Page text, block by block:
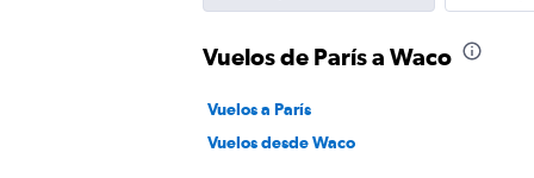
Vuelos de París a Waco
Vuelos a París
Vuelos desde Waco